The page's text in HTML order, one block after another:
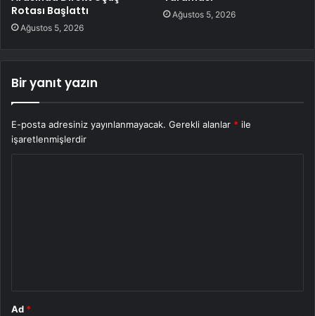
Rotası Başlattı
Ağustos 5, 2026
Ağustos 5, 2026
Bir yanıt yazın
E-posta adresiniz yayınlanmayacak. Gerekli alanlar * ile
işaretlenmişlerdir
Ad *